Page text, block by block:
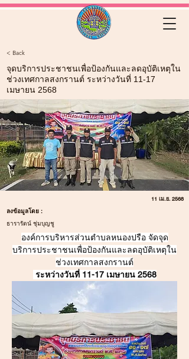
< Back
จุดบริการประชาชนเพื่อป้องกันและลดอุบัติเหตุใน
ช่วงเทศกาลสงกรานต์ ระหว่างวันที่ 11-17
เมษายน 2568
11 เม.ย. 2568
ลงข้อมูลโดย :
ธารารัตน์ ชุ่มบุญชู
องค์การบริหารส่วนตำบลหนองปรือ จัดจุด
บริการประชาชนเพื่อป้องกันและลดอุบัติเหตุใน
ช่วงเทศกาลสงกรานต์
ระหว่างวันที่ 11-17 เมษายน 2568